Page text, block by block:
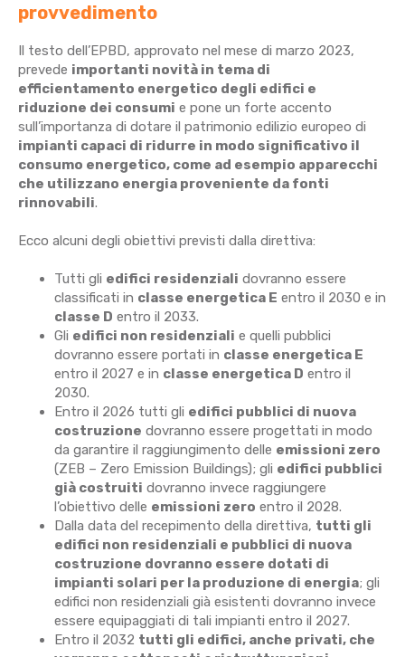
provvedimento
Il testo dell’EPBD, approvato nel mese di marzo 2023,
prevede importanti novità in tema di
efficientamento energetico degli edifici e
riduzione dei consumi e pone un forte accento
sull’importanza di dotare il patrimonio edilizio europeo di
impianti capaci di ridurre in modo significativo il
consumo energetico, come ad esempio apparecchi
che utilizzano energia proveniente da fonti
rinnovabili.
Ecco alcuni degli obiettivi previsti dalla direttiva:
Tutti gli edifici residenziali dovranno essere
classificati in classe energetica E entro il 2030 e in
classe D entro il 2033.
Gli edifici non residenziali e quelli pubblici
dovranno essere portati in classe energetica E
entro il 2027 e in classe energetica D entro il
2030.
Entro il 2026 tutti gli edifici pubblici di nuova
costruzione dovranno essere progettati in modo
da garantire il raggiungimento delle emissioni zero
(ZEB – Zero Emission Buildings); gli edifici pubblici
già costruiti dovranno invece raggiungere
l’obiettivo delle emissioni zero entro il 2028.
Dalla data del recepimento della direttiva, tutti gli
edifici non residenziali e pubblici di nuova
costruzione dovranno essere dotati di
impianti solari per la produzione di energia; gli
edifici non residenziali già esistenti dovranno invece
essere equipaggiati di tali impianti entro il 2027.
Entro il 2032 tutti gli edifici, anche privati, che